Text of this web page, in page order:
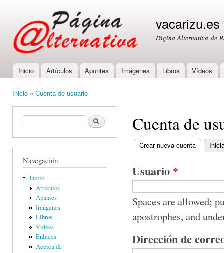
vacarizu.es
Página Alternativa de
Main menu
Inicio Artículos Apuntes Imágenes Libros Vídeos
Inicio » Cuenta de usuario
Formulario de búsquedaBuscar
Navegación
Inicio
Artículos
Apuntes
Imágenes
Libros
Vídeos
Enlaces
Acerca de
Cuenta de
Primary tabs
Crear nueva cuenta (active
Usuario *
Spaces are allowed;
apostrophes, and
Dirección de